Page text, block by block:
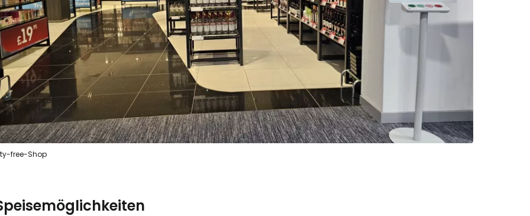
free-Shop
Anmeldung bei Cestee
... die weltweite Reise-Community
Weiter mit Google
Weiter mit Facebook